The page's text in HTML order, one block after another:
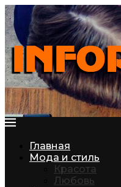
Главная
Мода и стиль
Красота
Любовь